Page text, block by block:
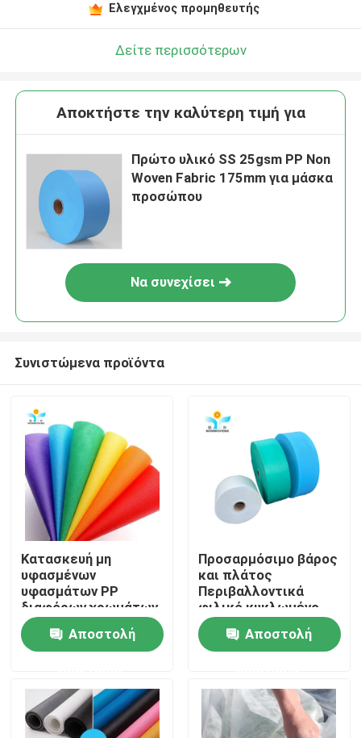
Σπίτι
Περίπου εμείς
Ελεγχμένος προμηθευτής
Δείτε περισσότερων
Αποκτήστε την καλύτερη τιμή για
Πρώτο υλικό SS 25gsm PP Non
Woven Fabric 175mm για μάσκα
προσώπου
Να συνεχίσει
Συνιστώμενα προϊόντα
Κατασκευή μη
υφασμένων
υφασμάτων PP
διαφόρων χρωμάτων
για προϊόντα
προστασίας μιας
χρήσης
Αποστολή
Προσαρμόσιμο βάρος
και πλάτος
Περιβαλλοντικά
φιλικό κυκλωμένο
PP TNT μη υφαντικό
ρόλο
Αποστολή